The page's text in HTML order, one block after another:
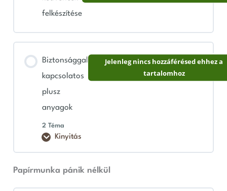
felkészítése
Biztonsággal
kapcsolatos
plusz
anyagok
2 Téma
Jelenleg nincs hozzáférésed ehhez a
tartalomhoz
Kinyitás
Lecke tartalom
Papírmunka pánik nélkül